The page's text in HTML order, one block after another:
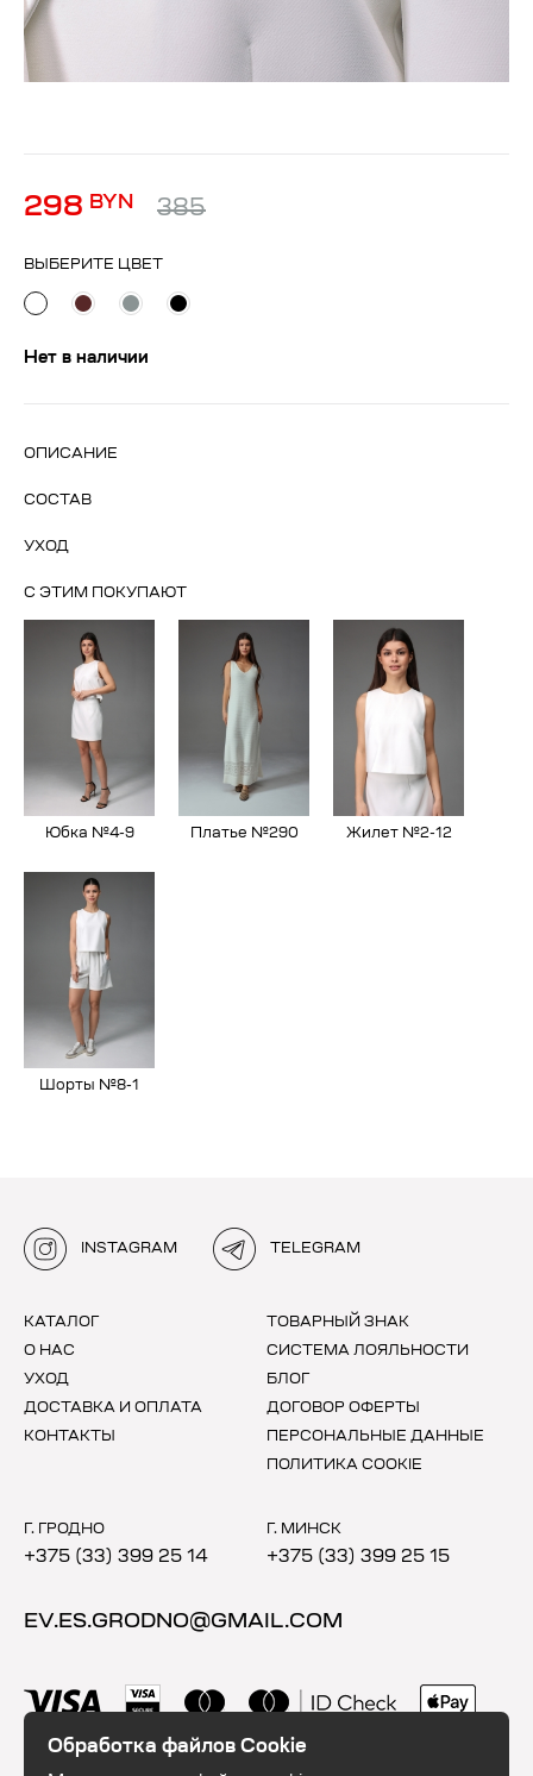
298 BYN 385
ВЫБЕРИТЕ ЦВЕТ
Нет в наличии
ОПИСАНИЕ
СОСТАВ
УХОД
С ЭТИМ ПОКУПАЮТ
Юбка №4-9 Платье №290 Жилет №2-12
Шорты №8-1
INSTAGRAM TELEGRAM
КАТАЛОГ
О НАС
УХОД
ДОСТАВКА И ОПЛАТА
КОНТАКТЫ
ТОВАРНЫЙ ЗНАК
СИСТЕМА ЛОЯЛЬНОСТИ
БЛОГ
ДОГОВОР ОФЕРТЫ
ПЕРСОНАЛЬНЫЕ ДАННЫЕ
ПОЛИТИКА COOKIE
Г. ГРОДНО
+375 (33) 399 25 14
Г. МИНСК
+375 (33) 399 25 15
EV.ES.GRODNO@GMAIL.COM
Обработка файлов Cookie